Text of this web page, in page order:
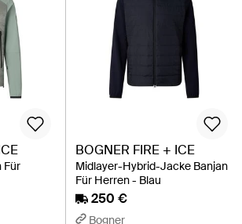
Für
BOGNER FIRE + ICE
Midlayer-Hybrid-Jacke Banjan
Für Herren - Blau
250 €
Bogner